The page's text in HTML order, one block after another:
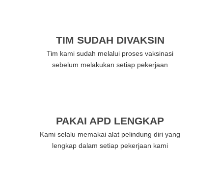
TIM SUDAH DIVAKSIN
Tim kami sudah melalui proses vaksinasi
sebelum melakukan setiap pekerjaan
PAKAI APD LENGKAP
Kami selalu memakai alat pelindung diri yang
lengkap dalam setiap pekerjaan kami